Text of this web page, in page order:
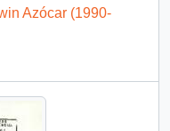
Azócar (1990-